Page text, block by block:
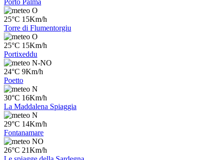
Porto Palma
O
25°C 15Km/h
Torre di Flumentorgiu
O
25°C 15Km/h
Portixeddu
N-NO
24°C 9Km/h
Poetto
N
30°C 16Km/h
La Maddalena Spiaggia
N
29°C 14Km/h
Fontanamare
NO
26°C 21Km/h